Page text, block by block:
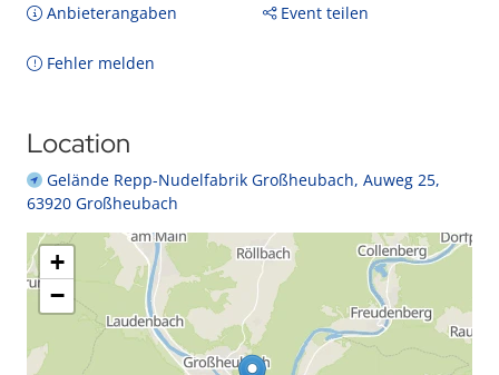
Anbieterangaben Event teilen
Fehler melden
Location
Gelände Repp-Nudelfabrik Großheubach, Auweg 25,
63920 Großheubach
+
−